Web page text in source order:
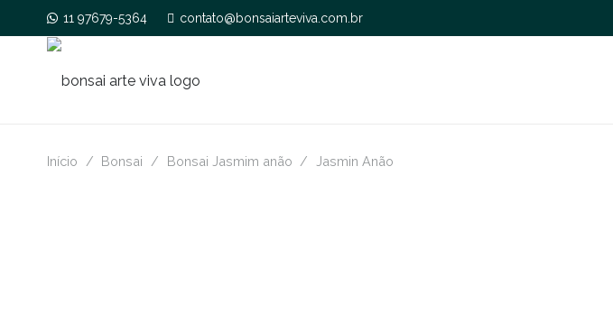
11 97679-5364 contato@bonsaiarteviva.com.br
Início / Bonsai / Bonsai Jasmim anão / Jasmin Anão